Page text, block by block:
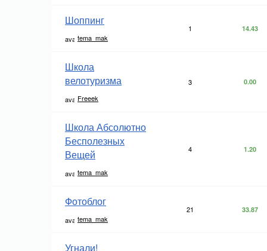
Шоппинг
tema_mak
1 14.43
Школа
велотуризма
Freeek
3 0.00
Школа Абсолютно
Бесполезных
Вещей
tema_mak
4 1.20
Фотоблог
tema_mak
21 33.87
Угнали!